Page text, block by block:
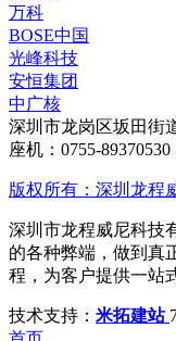
万科
BOSE中国
光峰科技
安恒集团
中广核
深圳市龙岗区坂田街
座机：0755-
版权所有：深圳龙程
深圳市龙程威尼科技
的各种弊端，做到真
程，为客户提供一站
技术支持： 米拓建站